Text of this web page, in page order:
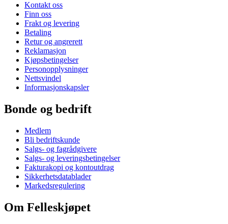
Kontakt oss
Finn oss
Frakt og levering
Betaling
Retur og angrerett
Reklamasjon
Kjøpsbetingelser
Personopplysninger
Nettsvindel
Informasjonskapsler
Bonde og bedrift
Medlem
Bli bedriftskunde
Salgs- og fagrådgivere
Salgs- og leveringsbetingelser
Fakturakopi og kontoutdrag
Sikkerhetsdatablader
Markedsregulering
Om Felleskjøpet